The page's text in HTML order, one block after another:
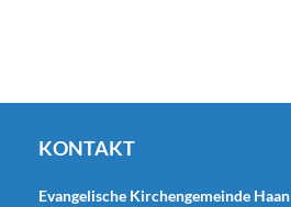
KONTAKT
Evangelische Kirchengemeinde Haan